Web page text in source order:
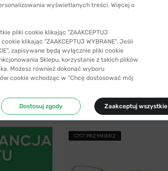
-37% WYSYŁKA 24H
Ray-Ban®
Ray-Ban® 6545 3086 56 Explorer 5
PRZYMIERZ
wyświetlanych treści. Więcej o
pliki cookie klikając "ZAAKCEPTUJ
klikając "ZAAKCEPTUJ WYBRANE". Jeśli
zapisywane będą wyłącznie pliki cookie
Sklepu, korzystanie z takich plików
Możesz również dokonać wyboru
cookie wchodząc w “Chcę dostosować mój
Dostosuj zgody Zaakceptuj wszystkie